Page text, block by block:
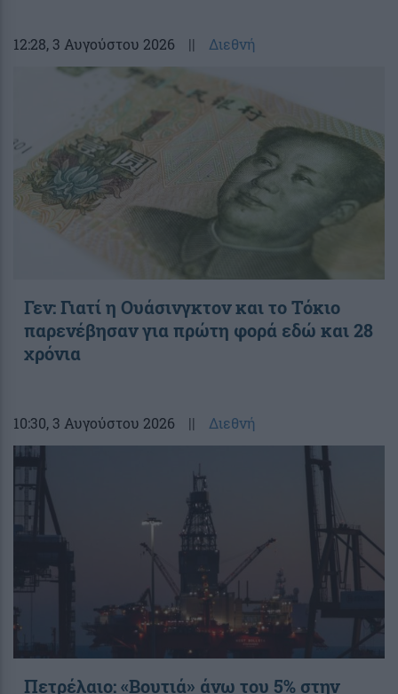
12:28, 3 Αυγούστου 2026 || Διεθνή
Γεν: Γιατί η Ουάσινγκτον και το Τόκιο
παρενέβησαν για πρώτη φορά εδώ και 28
χρόνια
10:30, 3 Αυγούστου 2026 || Διεθνή
Πετρέλαιο: «Βουτιά» άνω του 5% στην